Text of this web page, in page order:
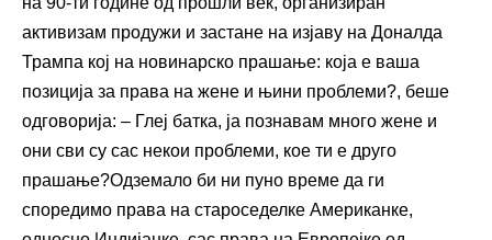
активизам продужи и застане на изјаву на Доналда
Трампа кој на новинарско прашање: која е ваша
позиција за права на жене и њини проблеми?, беше
одговорија: – Глеј батка, ја познавам много жене и
они сви су сас некои проблеми, кое ти е друго
прашање?Одземало би ни пуно време да ги
споредимо права на староседелке Американке,